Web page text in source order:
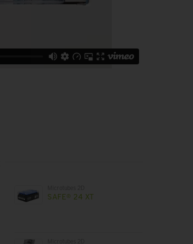
SAFE® 24 XT